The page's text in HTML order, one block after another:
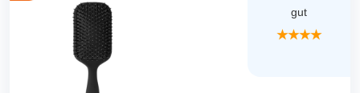
gut
★★★★